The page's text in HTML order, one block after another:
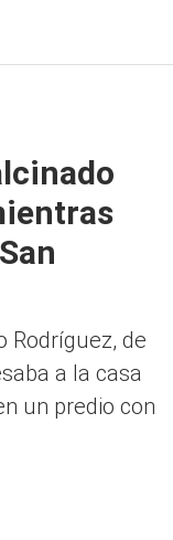
Rodríguez, de
a la casa
un predio con